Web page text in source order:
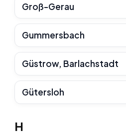
Groß-Gerau
Gummersbach
Güstrow, Barlachstadt
Gütersloh
H